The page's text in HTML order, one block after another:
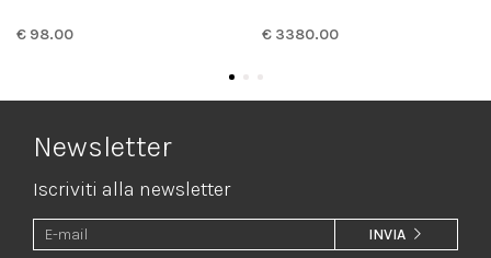
€ 98.00 € 3380.00
Newsletter
Iscriviti alla newsletter
INVIA